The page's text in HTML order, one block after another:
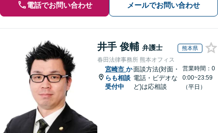
電話でお問い合わせ メールでお問い合わせ
井手 俊輔 弁護士 熊本県
春田法律事務所 熊本オフィス
宮崎市 か
らも相談
受付中
面談方法(対面・
電話・ビデオな
ど)は応相談
営業時間：0
0:00~23:59
（平日）